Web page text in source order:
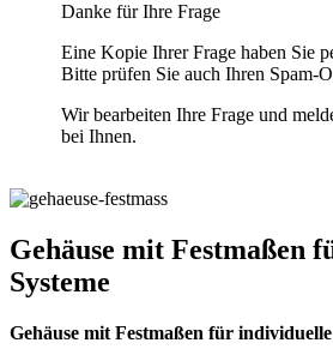
Danke für Ihre Frage
Eine Kopie Ihrer Frage haben Sie
Bitte prüfen Sie auch Ihren Spam-
Wir bearbeiten Ihre Frage und
bei Ihnen.
Gehäuse mit Festmaßen
Systeme
Gehäuse mit Festmaßen für individuelle